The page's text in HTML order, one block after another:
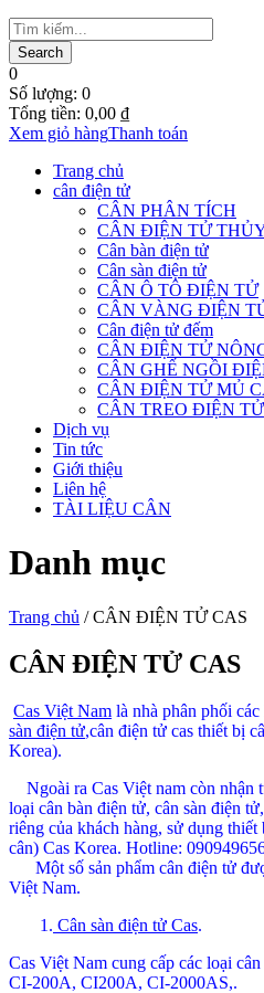
0
Số lượng: 0
Tổng tiền: 0,00 ₫
Xem giỏ hàngThanh toán
Trang chủ
cân điện tử
CÂN PHÂN TÍCH
CÂN ĐIỆN TỬ
Cân bàn điện tử
Cân sàn điện tử
CÂN Ô TÔ ĐIỆN TỬ
CÂN VÀNG ĐIỆN
Cân điện tử đếm
CÂN ĐIỆN TỬ
CÂN GHẾ NGỒI
CÂN ĐIỆN TỬ MỦ
CÂN TREO ĐIỆN TỬ
Dịch vụ
Tin tức
Giới thiệu
Liên hệ
TÀI LIỆU CÂN
Danh mục
Trang chủ / CÂN ĐIỆN TỬ CAS
CÂN ĐIỆN TỬ CAS
Cas Việt Nam là nhà phân phối
sàn điện tử,cân điện tử cas thiết bị
Korea).
Ngoài ra Cas Việt nam còn nhận
loại cân bàn điện tử, cân sàn điện
riêng của khách hàng, sử dụng
cân) Cas Korea. Hotline:
Một số sản phẩm cân điện tử
Việt Nam.
1. Cân sàn điện tử Cas.
Cas Việt Nam cung cấp các loại
CI-200A, CI200A, CI-2000AS,.